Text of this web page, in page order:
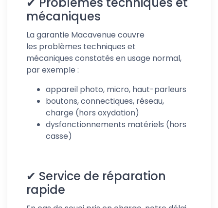
mécaniques
La garantie Macavenue couvre
les problèmes techniques et
mécaniques constatés en usage normal,
par exemple :
appareil photo, micro, haut-parleurs
boutons, connectiques, réseau,
charge (hors oxydation)
dysfonctionnements matériels (hors
casse)
✔ Service de réparation
rapide